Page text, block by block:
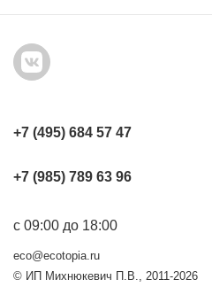
+7 (495) 684 57 47
+7 (985) 789 63 96
с 09:00 до 18:00
eco@ecotopia.ru
© ИП Михнюкевич П.В., 2011-2026